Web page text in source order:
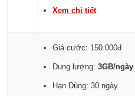
Xem chi tiết
Giá cước: 150.000đ
Dung lượng:3GB/ngày
Hạn Dùng: 30 ngày